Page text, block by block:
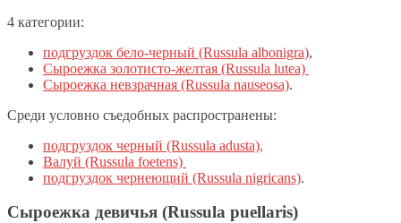
4 категории:
подгруздок бело-черный (Russula albonigra),
Сыроежка золотисто-желтая (Russula lutea)
Сыроежка невзрачная (Russula nauseosa).
Среди условно съедобных распространены:
подгруздок черный (Russula adusta),
Валуй (Russula foetens)
подгруздок чернеющий (Russula nigricans).
Сыроежка девичья (Russula puellaris)